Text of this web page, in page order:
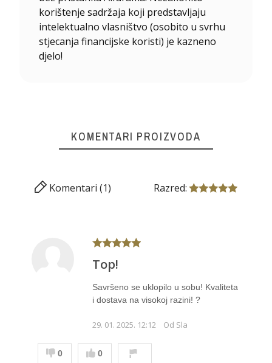
korištenje sadržaja koji predstavljaju
intelektualno vlasništvo (osobito u svrhu
stjecanja financijske koristi) je kazneno
djelo!
KOMENTARI PROIZVODA
Komentari (1) Razred:
Top!
Savršeno se uklopilo u sobu! Kvaliteta
i dostava na visokoj razini! ?
29. 01. 2025. 12:12 Od Sla
0 0